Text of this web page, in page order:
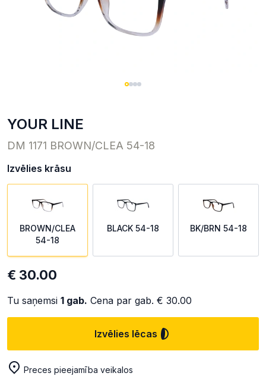
YOUR LINE
DM 1171 BROWN/CLEA 54-18
Izvēlies krāsu
BROWN/CLEA
54-18
BLACK 54-18 BK/BRN 54-18
€ 30.00
Tu saņemsi 1 gab. Cena par gab. € 30.00
Izvēlies lēcas
Preces pieejamība veikalos